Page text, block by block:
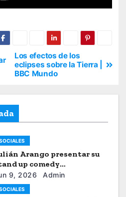
Los efectos de los
eclipses sobre la Tierra |
BBC Mundo
Arango presentar su
up comedy
9, 2026 Admin